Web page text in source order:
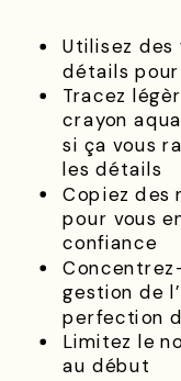
Utilisez des
détails
Tracez
crayon
si ça vous
les détails
Copiez des
pour vous
confiance
gestion de
perfection
Limitez le
au début